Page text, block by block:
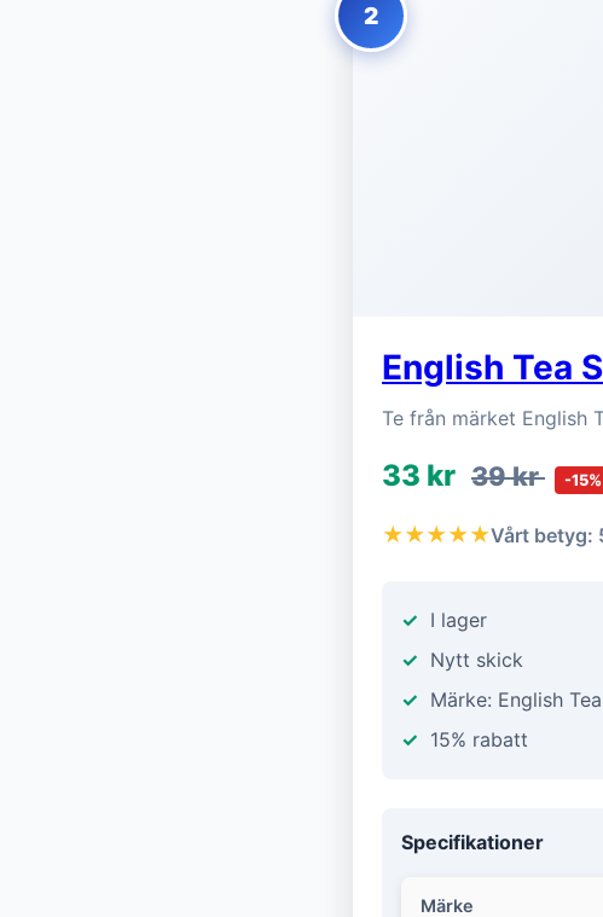
2
English Tea
Te från märket English
33 kr 39 kr -15%
★★★★★Vårt betyg:
I lager
Nytt skick
Märke: English
15% rabatt
Specifikationer
Märke